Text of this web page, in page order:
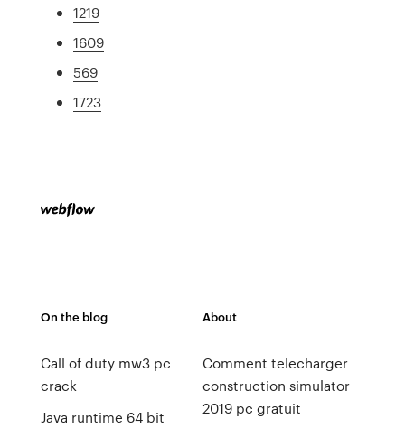
1219
1609
569
1723
On the blog
Call of duty mw3 pc
crack
Java runtime 64 bit
About
Comment telecharger
construction simulator
2019 pc gratuit